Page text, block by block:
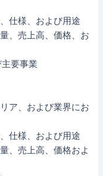
仕様、および用途
、売上高、価格、お
要事業
ア、および業界にお
仕様、および用途
、売上高、価格およ